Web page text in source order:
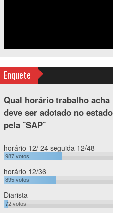
Enquete
Qual horário trabalho acha
deve ser adotado no estado
pela ¨SAP¨
horário 12/ 24 seguida 12/48
987 votos
horário 12/36
895 votos
Diarista
72 votos